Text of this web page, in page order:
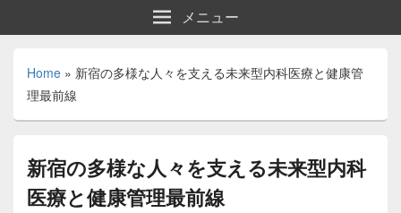
メニュー
Home » 新宿の多様な人々を支える未来型内科医療と健康管
理最前線
新宿の多様な人々を支える未来型内科
医療と健康管理最前線